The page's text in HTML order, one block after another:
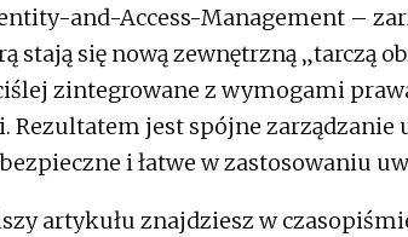
and-Access-Management –
stają się nową zewnętrzną „tarczą
zintegrowane z wymogami
Rezultatem jest spójne
i łatwe w zastosowaniu
artykułu znajdziesz w